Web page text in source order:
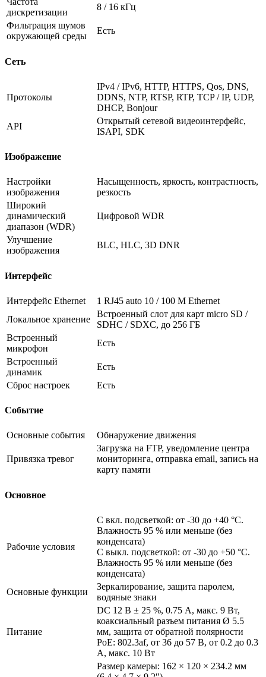
дискретизации
8 / 16 кГц
Фильтрация шумов
окружающей среды
Есть
Сеть
Протоколы
IPv4 / IPv6, HTTP, HTTPS, Qos, DNS,
DDNS, NTP, RTSP, RTP, TCP / IP, UDP,
DHCP, Bonjour
API
Открытый сетевой видеоинтерфейс,
ISAPI, SDK
Изображение
Настройки
изображения
Насыщенность, яркость, контрастность,
резкость
Широкий
динамический
диапазон (WDR)
Цифровой WDR
Улучшение
изображения
BLC, HLC, 3D DNR
Интерфейс
Интерфейс Ethernet
1 RJ45 auto 10 / 100 М Ethernet
Локальное хранение
Встроенный слот для карт micro SD /
SDHC / SDXC, до 256 ГБ
Встроенный
микрофон
Есть
Встроенный
динамик
Есть
Сброс настроек
Есть
Событие
Основные события Обнаружение движения
Привязка тревог
Загрузка на FTP, уведомление центра
мониторинга, отправка email, запись на
карту памяти
Основное
Рабочие условия
С вкл. подсветкой: от -30 до +40 °C.
Влажность 95 % или меньше (без
конденсата)
С выкл. подсветкой: от -30 до +50 °C.
Влажность 95 % или меньше (без
конденсата)
Основные функции
Зеркалирование, защита паролем,
водяные знаки
Питание
DC 12 В ± 25 %, 0.75 А, макс. 9 Вт,
коаксиальный разъем питания Ø 5.5
мм, защита от обратной полярности
PoE: 802.3af, от 36 до 57 В, от 0.2 до 0.3
A, макс. 10 Вт
Размер камеры: 162 × 120 × 234.2 мм